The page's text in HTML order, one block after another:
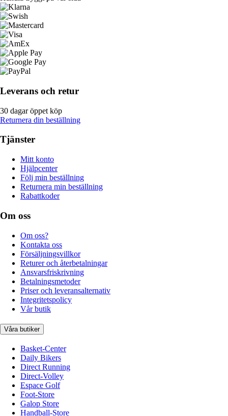
Leverans och retur
30 dagar öppet köp
Returnera din beställning
Tjänster
Mitt konto
Hjälpcenter
Följ min beställning
Returnera min beställning
Rabattkoder
Om oss
Om oss?
Kontakta oss
Försäljningsvillkor
Returer och återbetalningar
Ansvarsfriskrivning
Betalningsmetoder
Priser och leveransalternativ
Integritetspolicy
Vår butik
Våra butiker
Basket-Center
Daily Bikers
Direct Running
Direct-Volley
Espace Golf
Foot-Store
Galop Store
Handball-Store